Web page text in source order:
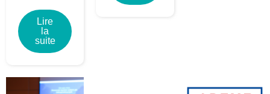
Lire
la
suite